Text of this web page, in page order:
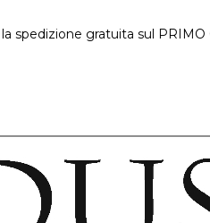
spedizione gratuita sul